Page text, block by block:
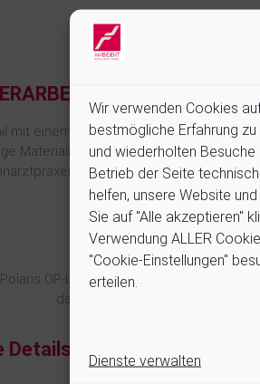
Wir verwenden Cookies
bestmögliche Erfahrung
und wiederholten Besuche
Betrieb der Seite
helfen, unsere Website
Sie auf "Alle akzeptieren"
Verwendung ALLER
"Cookie-Einstellungen"
erteilen.
Dienste verwalten
mit einem kontinuierlichen Fokus auf
Materialien entwickelt, um den
gerecht zu werden.
OP-Lampe ist für verschiedene
das dank einer klaren und
Details: